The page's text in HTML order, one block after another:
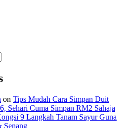
on Tips Mudah Cara Simpan Duit
Sehari Cuma Simpan RM2 Sahaja
9 Langkah Tanam Sayur Guna
Senang